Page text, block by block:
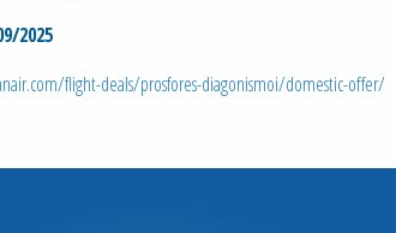
2025
flight-deals/prosfores-diagonismoi/domestic-offer/